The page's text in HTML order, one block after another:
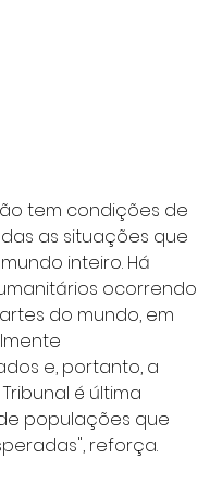
tem condições de
as situações que
inteiro. Há
ocorrendo
do mundo, em
e, portanto, a
é última
populações que
reforça.